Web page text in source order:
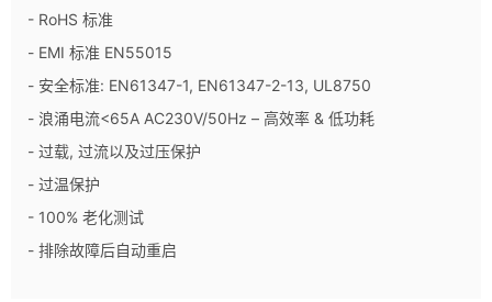
- RoHS 标准
- EMI 标准 EN55015
- 安全标准: EN61347-1, EN61347-2-13, UL8750
- 浪涌电流<65A AC230V/50Hz – 高效率 & 低功耗
- 过载, 过流以及过压保护
- 过温保护
- 100% 老化测试
- 排除故障后自动重启